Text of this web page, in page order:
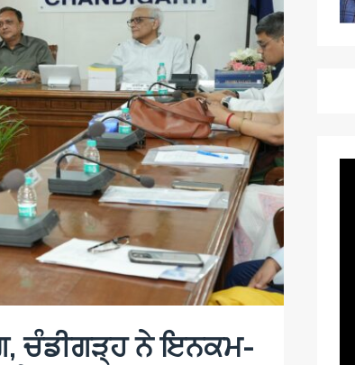
ਚੰਡੀਗੜ੍ਹ ਨੇ ਇਨਕਮ-